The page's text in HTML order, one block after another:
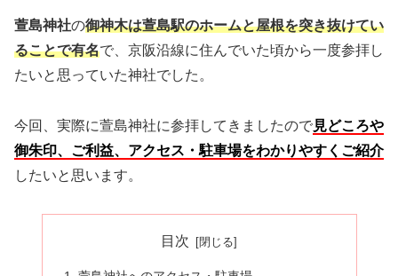
萱島神社の御神木は萱島駅のホームと屋根を突き抜けてい
ることで有名で、京阪沿線に住んでいた頃から一度参拝し
たいと思っていた神社でした。
今回、実際に萱島神社に参拝してきましたので見どころや
御朱印、ご利益、アクセス・駐車場をわかりやすくご紹介
したいと思います。
目次